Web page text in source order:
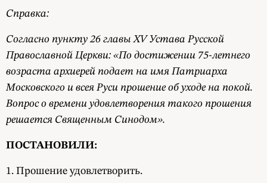
Справка:
Согласно пункту 26 главы XV Устава Русской
Православной Церкви: «По достижении 75-летнего
возраста архиерей подает на имя Патриарха
Московского и всея Руси прошение об уходе на покой.
Вопрос о времени удовлетворения такого прошения
решается Священным Синодом».
ПОСТАНОВИЛИ:
1. Прошение удовлетворить.